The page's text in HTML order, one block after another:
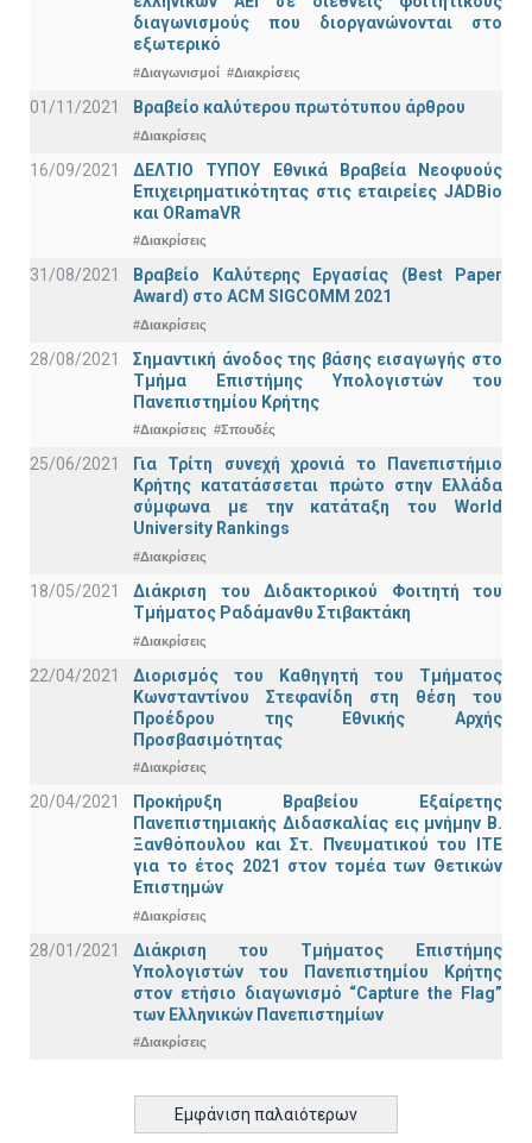
διαγωνισμούς που διοργανώνονται στο
εξωτερικό
#Διαγωνισμοί #Διακρίσεις
01/11/2021 Bραβείο καλύτερου πρωτότυπου άρθρου
#Διακρίσεις
16/09/2021
ΔΕΛΤΙΟ ΤΥΠΟΥ Εθνικά Βραβεία Νεοφυούς
Επιχειρηματικότητας στις εταιρείες JADBio
και ORamaVR
#Διακρίσεις
31/08/2021
Βραβείο Καλύτερης Εργασίας (Best Paper
Award) στο ACM SIGCOMM 2021
#Διακρίσεις
28/08/2021
Σημαντική άνοδος της βάσης εισαγωγής στο
Τμήμα Επιστήμης Υπολογιστών του
Πανεπιστημίου Κρήτης
#Διακρίσεις #Σπουδές
25/06/2021
Για Τρίτη συνεχή χρονιά το Πανεπιστήμιο
Κρήτης κατατάσσεται πρώτο στην Ελλάδα
σύμφωνα με την κατάταξη του World
University Rankings
#Διακρίσεις
18/05/2021
Διάκριση του Διδακτορικού Φοιτητή του
Τμήματος Ραδάμανθυ Στιβακτάκη
#Διακρίσεις
22/04/2021
Διορισμός του Καθηγητή του Τμήματος
Κωνσταντίνου Στεφανίδη στη θέση του
Προέδρου της Εθνικής Αρχής
Προσβασιμότητας
#Διακρίσεις
20/04/2021
Προκήρυξη Βραβείου Εξαίρετης
Πανεπιστημιακής Διδασκαλίας εις μνήμην Β.
Ξανθόπουλου και Στ. Πνευματικού του ΙΤΕ
για το έτος 2021 στον τομέα των Θετικών
Επιστημών
#Διακρίσεις
28/01/2021
Διάκριση του Τμήματος Επιστήμης
Υπολογιστών του Πανεπιστημίου Κρήτης
στον ετήσιο διαγωνισμό “Capture the Flag”
των Ελληνικών Πανεπιστημίων
#Διακρίσεις
Εμφάνιση παλαιότερων